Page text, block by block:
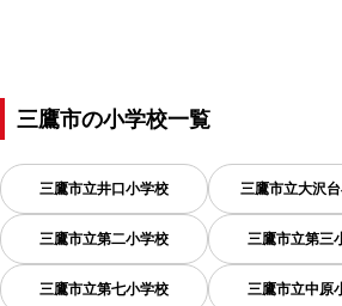
三鷹市の小学校一覧
三鷹市立井口小学校 三鷹市立大沢
三鷹市立第二小学校 三鷹市立第三
三鷹市立第七小学校 三鷹市立中原